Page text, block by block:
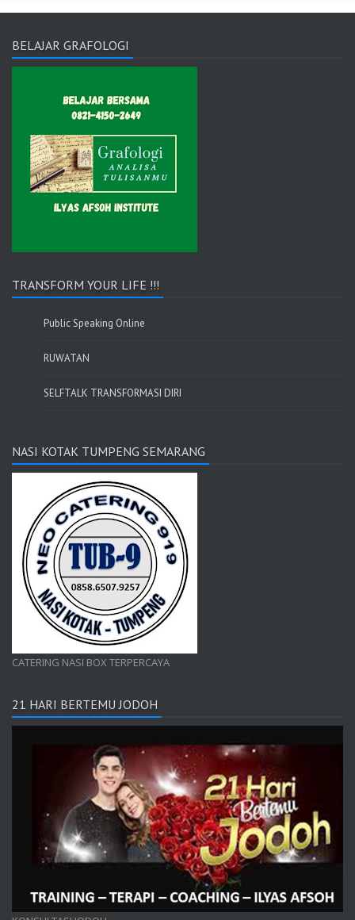
BELAJAR GRAFOLOGI
TRANSFORM YOUR LIFE !!!
Public Speaking Online
RUWATAN
SELFTALK TRANSFORMASI DIRI
NASI KOTAK TUMPENG SEMARANG
CATERING NASI BOX TERPERCAYA
21 HARI BERTEMU JODOH